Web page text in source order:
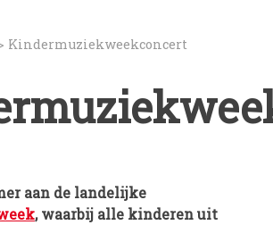
HOV-B
HOV-D
HOV-O
Bloaskapel Vleuten
Kindermuziekweekconcert
aan de landelijke
, waarbij alle kinderen uit